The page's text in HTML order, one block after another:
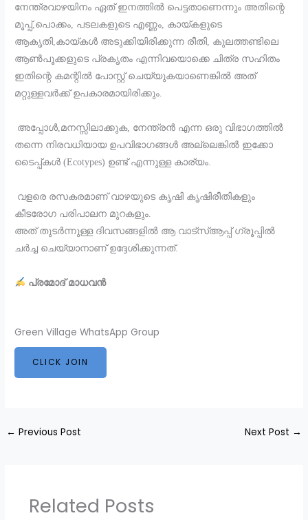
നേന്ത്രവാഴയിനം ഏത് ഇനത്തിൽ പെട്ടതാണെന്നും അതിന്റെ
മൂപ്പ്,പൊക്കം, പടലകളുടെ എണ്ണം, കായ്കളുടെ
ആകൃതി,കായ്കൾ അടുക്കിയിരിക്കുന്ന രീതി, കുലത്തണ്ടിലെ
ആൺപൂക്കളുടെ പ്രകൃതം എന്നിവയൊക്കെ ചിത്ര സഹിതം
ഇതിന്റെ കമന്റിൽ പോസ്റ്റ് ചെയ്യുകയാണെങ്കിൽ അത്
മറ്റുള്ളവർക്ക് ഉപകാരമായിരിക്കും.
അപ്പോൾ,മനസ്സിലാക്കുക, നേന്ത്രൻ എന്ന ഒരു വിഭാഗത്തിൽ
തന്നെ നിരവധിയായ ഉപവിഭാഗങ്ങൾ അല്ലെങ്കിൽ ഇക്കോ
ടൈപ്പ്കൾ (Ecotypes) ഉണ്ട് എന്നുള്ള കാര്യം.
വളരെ രസകരമാണ് വാഴയുടെ കൃഷി കൃഷിരീതികളും
കീടരോഗ പരിപാലന മുറകളും.
അത് തുടർന്നുള്ള ദിവസങ്ങളിൽ ആ വാട്സ്ആപ്പ് ഗ്രൂപ്പിൽ
ചർച്ച ചെയ്യാനാണ് ഉദ്ദേശിക്കുന്നത്.
പ്രമോദ് മാധവൻ
Green Village WhatsApp Group
CLICK JOIN
← Previous Post Next Post →
Related Posts